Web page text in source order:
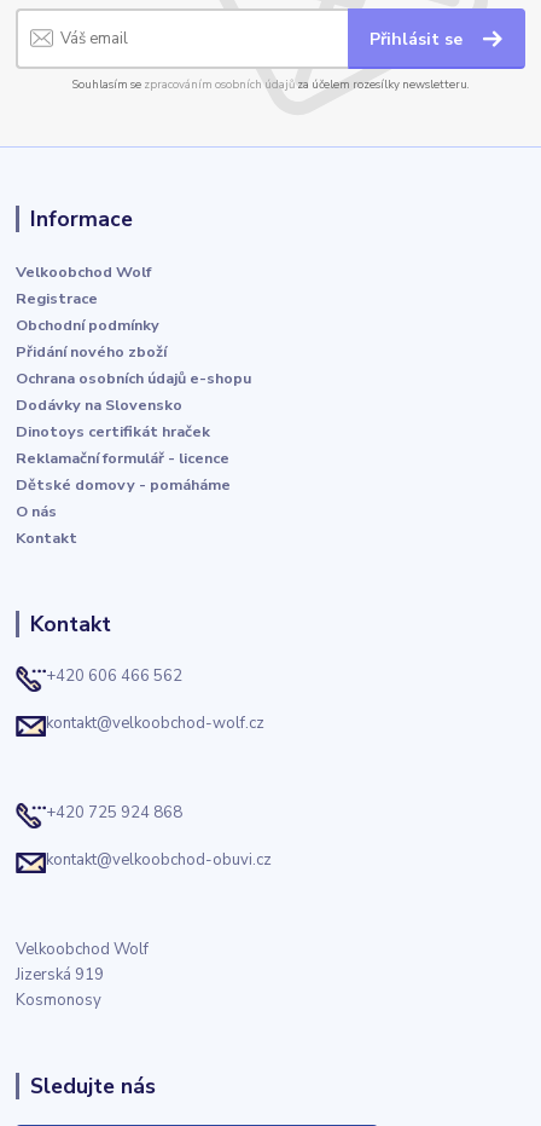
Přihlásit se
Souhlasím se zpracováním osobních údajůza účelem rozesílky newsletteru.
Informace
Velkoobchod Wolf
Registrace
Obchodní podmínky
Přidání nového zboží
Ochrana osobních údajů e-shopu
Dodávky na Slovensko
Dinotoys certifikát hraček
Reklamační formulář - licence
Dětské domovy - pomáháme
O nás
Kontakt
Kontakt
+420 606 466 562
kontakt@velkoobchod-wolf.cz
+420 725 924 868
kontakt@velkoobchod-obuvi.cz
Velkoobchod Wolf
Jizerská 919
Kosmonosy
Sledujte nás